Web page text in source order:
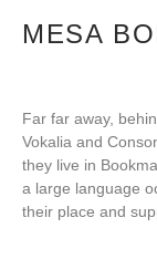
MESA
Far far away,
Vokalia and
they live in
a large language
their place and